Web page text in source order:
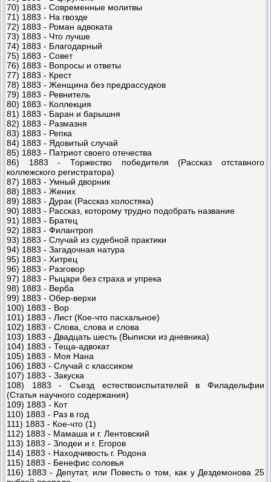
70) 1883 - Современные молитвы
71) 1883 - На гвозде
72) 1883 - Роман адвоката
73) 1883 - Что лучше
74) 1883 - Благодарный
75) 1883 - Совет
76) 1883 - Вопросы и ответы
77) 1883 - Крест
78) 1883 - Женщина без предрассудков
79) 1883 - Ревнитель
80) 1883 - Коллекция
81) 1883 - Баран и барышня
82) 1883 - Размазня
83) 1883 - Репка
84) 1883 - Ядовитый случай
85) 1883 - Патриот своего отечества
86) 1883 - Торжество победителя (Рассказ отставного
коллежского регистратора)
87) 1883 - Умный дворник
88) 1883 - Жених
89) 1883 - Дурак (Рассказ холостяка)
90) 1883 - Рассказ, которому трудно подобрать название
91) 1883 - Братец
92) 1883 - Филантроп
93) 1883 - Случай из судебной практики
94) 1883 - Загадочная натура
95) 1883 - Хитрец
96) 1883 - Разговор
97) 1883 - Рыцари без страха и упрека
98) 1883 - Верба
99) 1883 - Обер-верхи
100) 1883 - Вор
101) 1883 - Лист (Кое-что пасхальное)
102) 1883 - Слова, слова и слова
103) 1883 - Двадцать шесть (Выписки из дневника)
104) 1883 - Теща-адвокат
105) 1883 - Моя Нана
106) 1883 - Случай с классиком
107) 1883 - Закуска
108) 1883 - Съезд естествоиспытателей в Филадельфии
(Статья научного содержания)
109) 1883 - Кот
110) 1883 - Раз в год
111) 1883 - Кое-что (1)
112) 1883 - Мамаша и г. Лентовский
113) 1883 - Злодеи и г. Егоров
114) 1883 - Находчивость г. Родона
115) 1883 - Бенефис соловья
116) 1883 - Депутат, или Повесть о том, как у Дездемонова 25